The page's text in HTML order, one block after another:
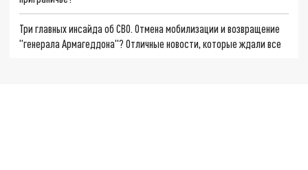
Три главных инсайда об СВО. Отмена мобилизации и возвращение
"генерала Армагеддона"? Отличные новости, которые ждали все